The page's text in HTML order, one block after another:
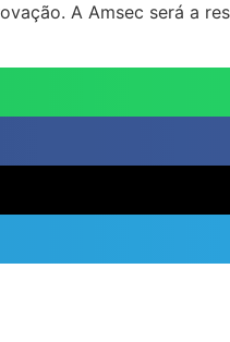
A Amsec será a